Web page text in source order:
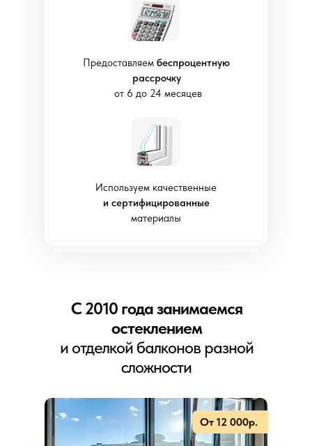
Предоставляем беспроцентную
рассрочку
от 6 до 24 месяцев
Используем качественные
и сертифицированные
материалы
С 2010 года занимаемся
остеклением
и отделкой балконов разной
сложности
От 12 000р.